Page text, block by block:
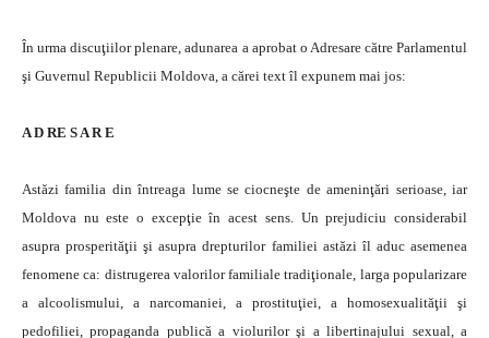
În urma discuţiilor plenare, adunarea a aprobat o Adresare către Parlamentul
şi Guvernul Republicii Moldova, a cărei text îl expunem mai jos:
A D RE S A R E
Astăzi familia din întreaga lume se ciocneşte de ameninţări serioase, iar
Moldova nu este o excepţie în acest sens. Un prejudiciu considerabil
asupra prosperităţii şi asupra drepturilor familiei astăzi îl aduc asemenea
fenomene ca: distrugerea valorilor familiale tradiţionale, larga popularizare
a alcoolismului, a narcomaniei, a prostituţiei, a homosexualităţii şi
pedofiliei, propaganda publică a violurilor şi a libertinajului sexual, a